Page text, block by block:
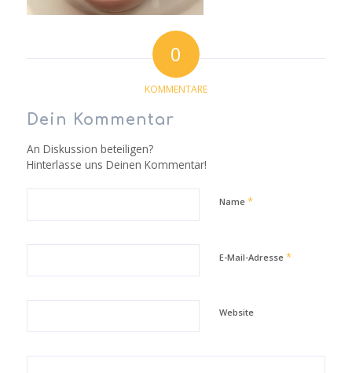
0
KOMMENTARE
Dein Kommentar
An Diskussion beteiligen?
Hinterlasse uns Deinen Kommentar!
Name *
E-Mail-Adresse *
Website